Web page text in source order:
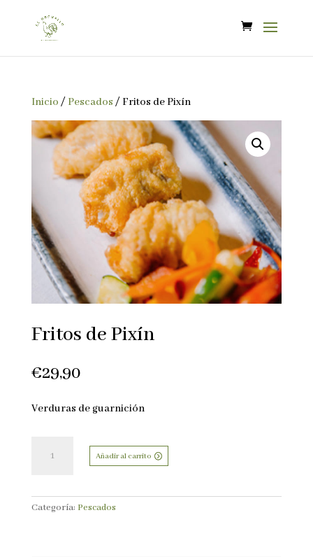
Inicio / Pescados / Fritos de Pixín
Fritos de Pixín
€29,90
Verduras de guarnición
Añadir al carrito
Categoría: Pescados